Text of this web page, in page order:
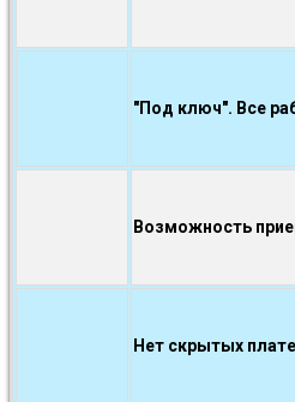
"Под ключ". Все
Возможность
Нет скрытых